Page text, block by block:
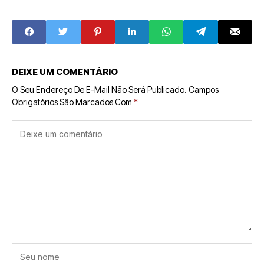
Entrevista
Marcante
a Opressão
Alienígena
DEIXE UM COMENTÁRIO
O Seu Endereço De E-Mail Não Será Publicado. Campos
Obrigatórios São Marcados Com *